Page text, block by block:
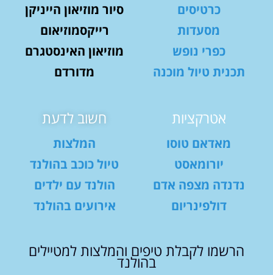
כרטיסים
מסעדות
כפרי נופש
תכנית טיול מוכנה
סיור מוזיאון הייניקן
רייקסמוזיאום
מוזיאון האינסטגרם
מדורדם
אטרקציות
מאדאם טוסו
יורומאסט
נדנדה מצפה אדם
דולפינריום
חשוב לדעת
המלצות
טיול כוכב בהולנד
הולנד עם ילדים
אירועים בהולנד
הרשמו לקבלת טיפים והמלצות למטיילים
בהולנד